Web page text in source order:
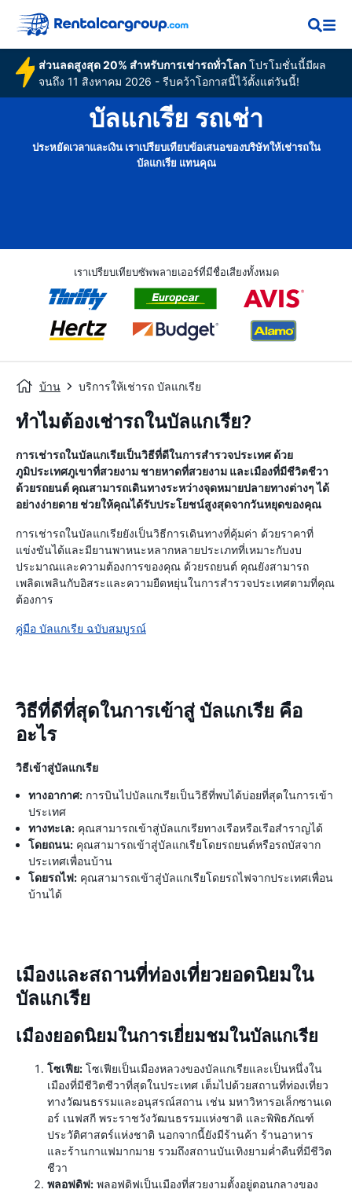
ส่วนลดสูงสุด 20% สำหรับการเช่ารถทั่วโลกโปรโมชั่นนี้มีผล
จนถึง 11 สิงหาคม 2026 - รีบคว้าโอกาสนี้ไว้ตั้งแต่วันนี้!
บัลแกเรีย รถเช่า
ประหยัดเวลาและเงิน เราเปรียบเทียบข้อเสนอของบริษัทให้เช่ารถใน
บัลแกเรีย แทนคุณ
เราเปรียบเทียบซัพพลายเออร์ที่มีชื่อเสียงทั้งหมด
บ้าน บริการให้เช่ารถ บัลแกเรีย
ทำไมต้องเช่ารถในบัลแกเรีย?
การเช่ารถในบัลแกเรียเป็นวิธีที่ดีในการสำรวจประเทศ ด้วย
ภูมิประเทศภูเขาที่สวยงาม ชายหาดที่สวยงาม และเมืองที่มีชีวิตชีวา
ด้วยรถยนต์ คุณสามารถเดินทางระหว่างจุดหมายปลายทางต่างๆ ได้
อย่างง่ายดาย ช่วยให้คุณได้รับประโยชน์สูงสุดจากวันหยุดของคุณ
การเช่ารถในบัลแกเรียยังเป็นวิธีการเดินทางที่คุ้มค่า ด้วยราคาที่
แข่งขันได้และมียานพาหนะหลากหลายประเภทที่เหมาะกับงบ
ประมาณและความต้องการของคุณ ด้วยรถยนต์ คุณยังสามารถ
เพลิดเพลินกับอิสระและความยืดหยุ่นในการสำรวจประเทศตามที่คุณ
ต้องการ
คู่มือ บัลแกเรีย ฉบับสมบูรณ์
วิธีที่ดีที่สุดในการเข้าสู่ บัลแกเรีย คือ
อะไร
วิธีเข้าสู่บัลแกเรีย
ทางอากาศ: การบินไปบัลแกเรียเป็นวิธีที่พบได้บ่อยที่สุดในการเข้า
ประเทศ
ทางทะเล: คุณสามารถเข้าสู่บัลแกเรียทางเรือหรือเรือสำราญได้
โดยถนน: คุณสามารถเข้าสู่บัลแกเรียโดยรถยนต์หรือรถบัสจาก
ประเทศเพื่อนบ้าน
โดยรถไฟ: คุณสามารถเข้าสู่บัลแกเรียโดยรถไฟจากประเทศเพื่อน
บ้านได้
เมืองและสถานที่ท่องเที่ยวยอดนิยมใน
บัลแกเรีย
เมืองยอดนิยมในการเยี่ยมชมในบัลแกเรีย
โซเฟีย: โซเฟียเป็นเมืองหลวงของบัลแกเรียและเป็นหนึ่งใน
เมืองที่มีชีวิตชีวาที่สุดในประเทศ เต็มไปด้วยสถานที่ท่องเที่ยว
ทางวัฒนธรรมและอนุสรณ์สถาน เช่น มหาวิหารอเล็กซานเด
อร์ เนฟสกี พระราชวังวัฒนธรรมแห่งชาติ และพิพิธภัณฑ์
ประวัติศาสตร์แห่งชาติ นอกจากนี้ยังมีร้านค้า ร้านอาหาร
และร้านกาแฟมากมาย รวมถึงสถานบันเทิงยามค่ำคืนที่มีชีวิต
ชีวา
พลอฟดิฟ: พลอฟดิฟเป็นเมืองที่สวยงามตั้งอยู่ตอนกลางของ